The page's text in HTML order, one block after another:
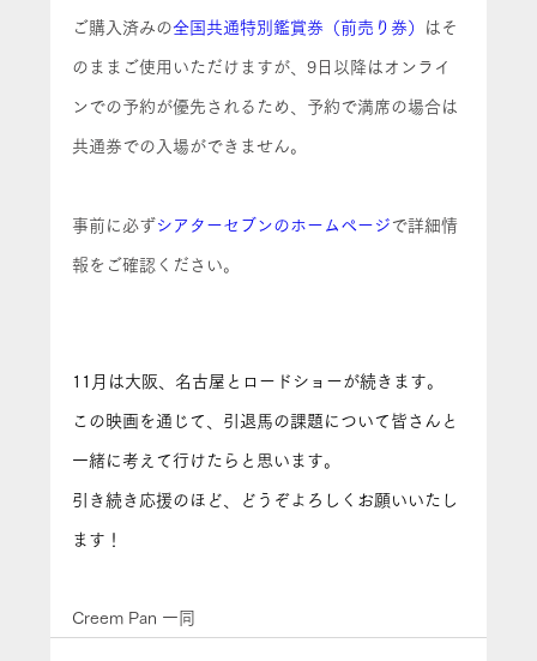
ご購入済みの全国共通特別鑑賞券（前売り券） はそ
のままご使用いただけますが、9日以降はオンライ
ンでの予約が優先されるため、予約で満席の場合は
共通券での入場ができません。
事前に必ず シアターセブンのホームページ で詳細情
報をご確認ください。
11月は大阪、名古屋とロードショーが続きます。
この映画を通じて、引退馬の課題について皆さんと
一緒に考えて行けたらと思います。
引き続き応援のほど、どうぞよろしくお願いいたし
ます！
Creem Pan 一同